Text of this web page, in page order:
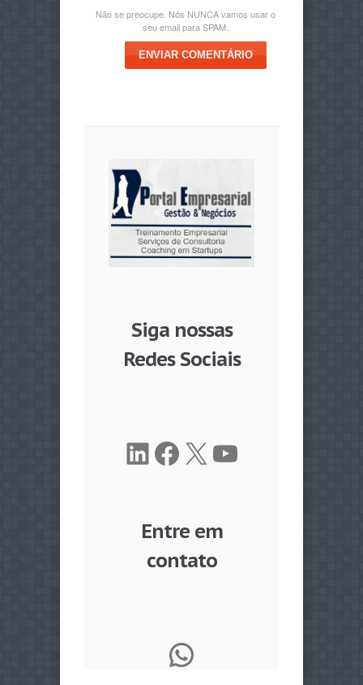
Não se preocupe. Nós NUNCA vamos usar o
seu email para SPAM.
ENVIAR COMENTÁRIO
Siga nossas
Redes Sociais
LinkedIn
Facebook
X Youtube
Entre em
contato
WhatsApp